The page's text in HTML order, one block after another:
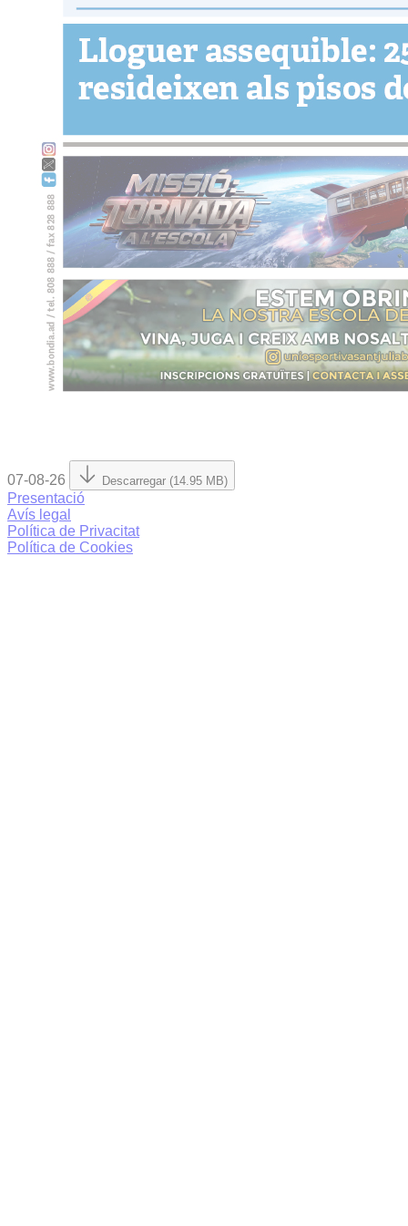
07-08-26 Descarregar (14.95 MB)
Presentació
Avís legal
Política de Privacitat
Política de Cookies